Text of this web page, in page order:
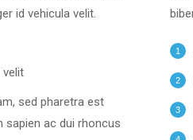
id vehicula velit.
velit
sed pharetra est
sapien ac dui rhoncus